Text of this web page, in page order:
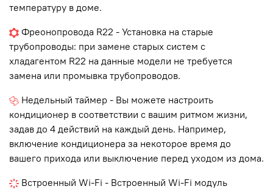
температуру в доме.
Фреонопровода R22 - Установка на старые
трубопроводы: при замене старых систем с
хладагентом R22 на данные модели не требуется
замена или промывка трубопроводов.
Недельный таймер - Вы можете настроить
кондиционер в соответствии с вашим ритмом жизни,
задав до 4 действий на каждый день. Например,
включение кондиционера за некоторое время до
вашего прихода или выключение перед уходом из дома.
Встроенный Wi-Fi - Встроенный Wi-Fi модуль